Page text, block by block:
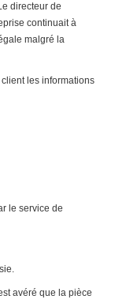
directeur de
continuait à
malgré la
les informations
le service de
avéré que la pièce